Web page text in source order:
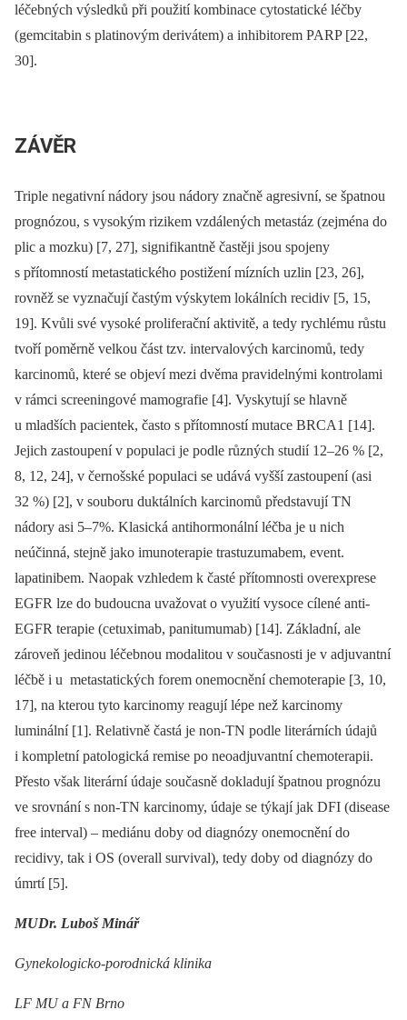
léčebných výsledků při použití kombinace cytostatické léčby
(gemcitabin s platinovým derivátem) a inhibitorem PARP [22,
30].
ZÁVĚR
Triple negativní nádory jsou nádory značně agresivní, se špatnou
prognózou, s vysokým rizikem vzdálených metastáz (zejména do
plic a mozku) [7, 27], signifikantně častěji jsou spojeny
s přítomností metastatického postižení mízních uzlin [23, 26],
rovněž se vyznačují častým výskytem lokálních recidiv [5, 15,
19]. Kvůli své vysoké proliferační aktivitě, a tedy rychlému růstu
tvoří poměrně velkou část tzv. intervalových karcinomů, tedy
karcinomů, které se objeví mezi dvěma pravidelnými kontrolami
v rámci screeningové mamografie [4]. Vyskytují se hlavně
u mladších pacientek, často s přítomností mutace BRCA1 [14].
Jejich zastoupení v populaci je podle různých studií 12–26 % [2,
8, 12, 24], v černošské populaci se udává vyšší zastoupení (asi
32 %) [2], v souboru duktálních karcinomů představují TN
nádory asi 5–7%. Klasická antihormonální léčba je u nich
neúčinná, stejně jako imunoterapie trastuzumabem, event.
lapatinibem. Naopak vzhledem k časté přítomnosti overexprese
EGFR lze do budoucna uvažovat o využití vysoce cílené anti-
EGFR terapie (cetuximab, panitumumab) [14]. Základní, ale
zároveň jedinou léčebnou modalitou v současnosti je v adjuvantní
léčbě i u metastatických forem onemocnění chemoterapie [3, 10,
17], na kterou tyto karcinomy reagují lépe než karcinomy
luminální [1]. Relativně častá je non-TN podle literárních údajů
i kompletní patologická remise po neoadjuvantní chemoterapii.
Přesto však literární údaje současně dokladují špatnou prognózu
ve srovnání s non-TN karcinomy, údaje se týkají jak DFI (disease
free interval) –⁠ mediánu doby od diagnózy onemocnění do
recidivy, tak i OS (overall survival), tedy doby od diagnózy do
úmrtí [5].
MUDr. Luboš Minář
Gynekologicko-porodnická klinika
LF MU a FN Brno